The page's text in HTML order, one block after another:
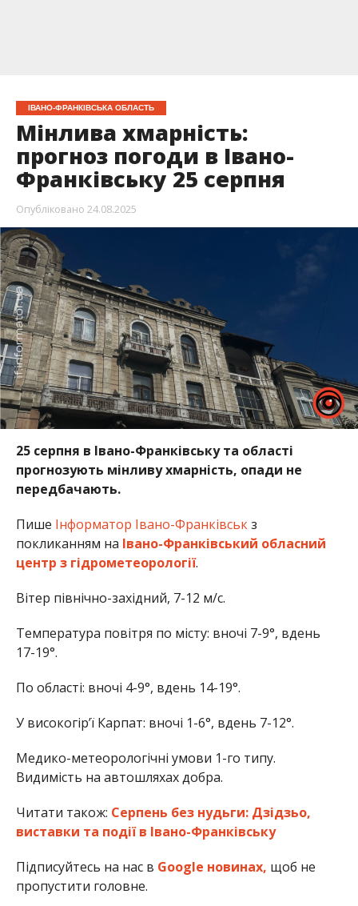
ІВАНО-ФРАНКІВСЬКА ОБЛАСТЬ
Мінлива хмарність:
прогноз погоди в Івано-
Франківську 25 серпня
Опубліковано 24.08.2025
25 серпня в Івано-Франківську та області
прогнозують мінливу хмарність, опади не
передбачають.
Пише Інформатор Івано-Франківськз
покликанням на Івано-Франківський обласний
центр з гідрометеорології.
Вітер північно-західний, 7-12 м/с.
Температура повітря по місту: вночі 7-9°, вдень
17-19°.
По області: вночі 4-9°, вдень 14-19°.
У високогір’ї Карпат: вночі 1-6°, вдень 7-12°.
Медико-метеорологічні умови 1-го типу.
Видимість на автошляхах добра.
Читати також: Серпень без нудьги: Дзідзьо,
виставки та події в Івано-Франківську
Підписуйтесь на нас в Google новинах, щоб не
пропустити головне.